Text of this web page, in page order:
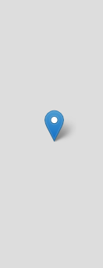
en liten
värden
20 km.